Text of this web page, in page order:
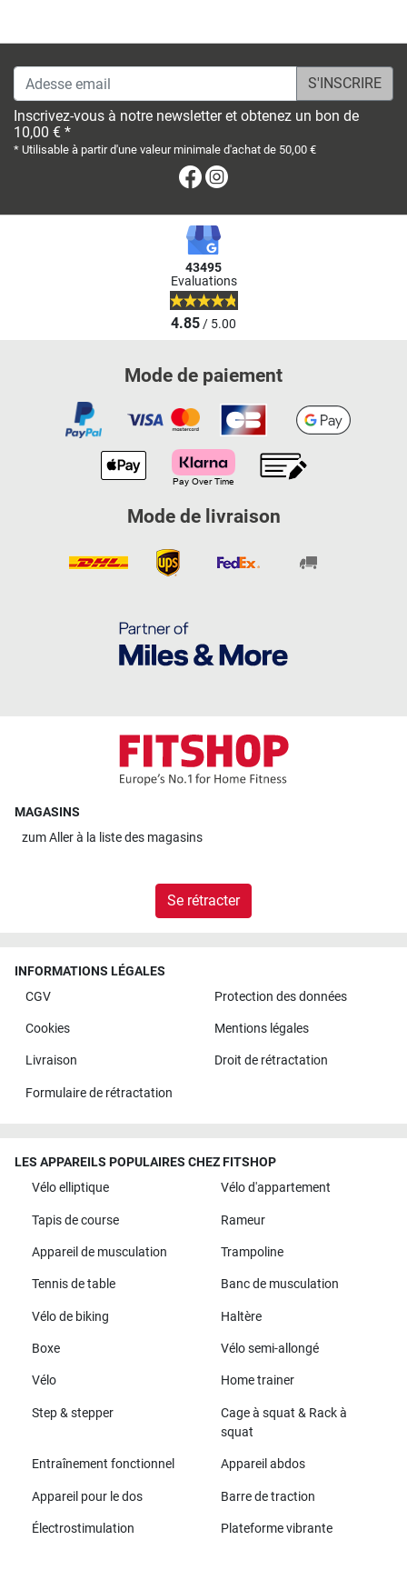
Adesse email
Inscrivez-vous à notre newsletter et obtenez un bon de
10,00 € *
* Utilisable à partir d'une valeur minimale d'achat de 50,00 €
Facebook
43495
Evaluations
4.85/ 5.00
Mode de paiement
Mode de livraison
MAGASINS
zumAller à la liste des magasins
Se rétracter
INFORMATIONS LÉGALES
CGV
Protection des données
Cookies Mentions légales
Livraison Droit de rétractation
Formulaire de rétractation
LES APPAREILS POPULAIRES CHEZ FITSHOP
Vélo elliptique
Vélo d'appartement
Tapis de course Rameur
Appareil de musculation Trampoline
Tennis de table Banc de musculation
Vélo de biking Haltère
Boxe Vélo semi-allongé
Vélo Home trainer
Step & stepper
Cage à squat & Rack à
squat
Entraînement fonctionnel Appareil abdos
Appareil pour le dos Barre de traction
Électrostimulation Plateforme vibrante